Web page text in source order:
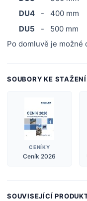
DU4 - 400 mm
DU5 - 500 mm
Po domluvě je možné
SOUBORY KE
CENÍKY
Ceník 2026
SOUVISEJÍCÍ